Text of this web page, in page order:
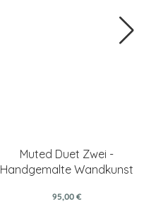
Muted Duet Zwei -
Handgemalte Wandkunst
95,00 €